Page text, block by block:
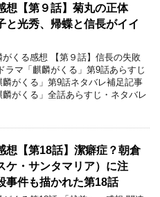
想【第９話】菊丸の正体
と光秀、帰蝶と信長がイイ
がくる感想 【第９話】信長の失敗
ラマ「麒麟がくる」第9話あらすじ
麟がくる」第9話ネタバレ補足記事
麟がくる」全話あらすじ・ネタバレ
想【第18話】潔癖症？朝倉
ケ・サンタマリア）に注
事件も描かれた第18話